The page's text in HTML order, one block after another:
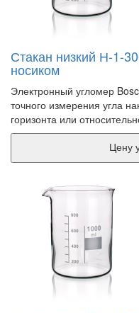
Стакан низкий Н-1-
носиком
Электронный угломер
точного измерения угла
горизонта или